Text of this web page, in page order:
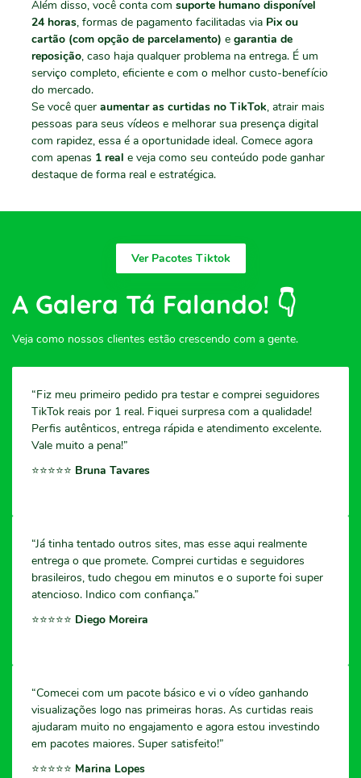
Além disso, você conta com suporte humano disponível
24 horas, formas de pagamento facilitadas via Pix ou
cartão (com opção de parcelamento) e garantia de
reposição, caso haja qualquer problema na entrega. É um
serviço completo, eficiente e com o melhor custo-benefício
do mercado.
Se você quer aumentar as curtidas no TikTok, atrair mais
pessoas para seus vídeos e melhorar sua presença digital
com rapidez, essa é a oportunidade ideal. Comece agora
com apenas 1 real e veja como seu conteúdo pode ganhar
destaque de forma real e estratégica.
Ver Pacotes Tiktok
A Galera Tá Falando! 👇
Veja como nossos clientes estão crescendo com a gente.
“Fiz meu primeiro pedido pra testar e comprei seguidores
TikTok reais por 1 real. Fiquei surpresa com a qualidade!
Perfis autênticos, entrega rápida e atendimento excelente.
Vale muito a pena!”
⭐️⭐️⭐️⭐️⭐️ Bruna Tavares
“Já tinha tentado outros sites, mas esse aqui realmente
entrega o que promete. Comprei curtidas e seguidores
brasileiros, tudo chegou em minutos e o suporte foi super
atencioso. Indico com confiança.”
⭐️⭐️⭐️⭐️⭐️ Diego Moreira
“Comecei com um pacote básico e vi o vídeo ganhando
visualizações logo nas primeiras horas. As curtidas reais
ajudaram muito no engajamento e agora estou investindo
em pacotes maiores. Super satisfeito!”
⭐️⭐️⭐️⭐️⭐️ Marina Lopes